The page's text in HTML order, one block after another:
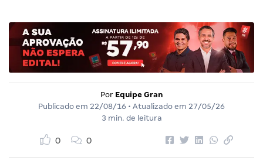
Por Equipe Gran
Publicado em 22/08/16 • Atualizado em 27/05/26
3 min. de leitura
0 0